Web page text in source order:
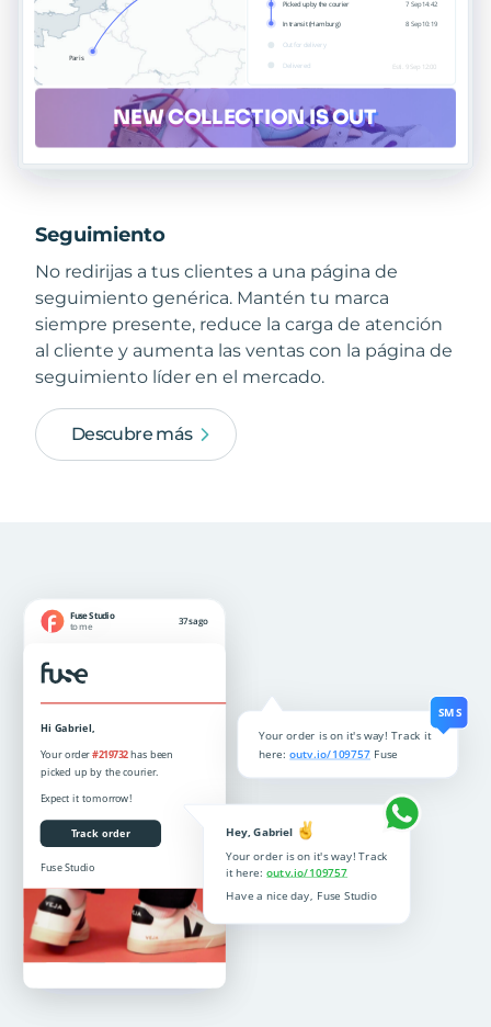
Seguimiento
No redirijas a tus clientes a una página de
seguimiento genérica. Mantén tu marca
siempre presente, reduce la carga de atención
al cliente y aumenta las ventas con la página de
seguimiento líder en el mercado.
Descubre más